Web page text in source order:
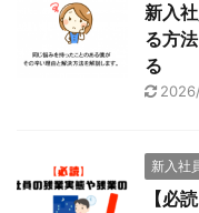
新入
る方
る
新入社
【必